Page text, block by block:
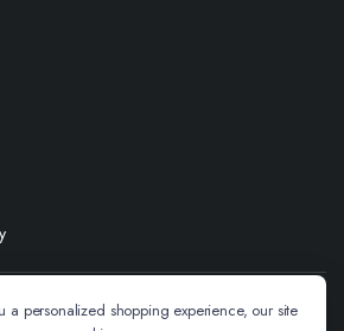
a personalized shopping experience, our site